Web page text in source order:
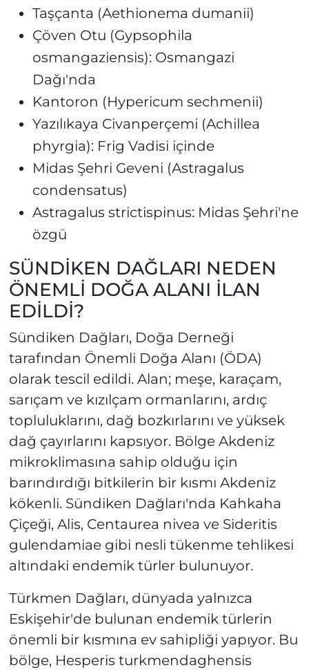
Taşçanta (Aethionema dumanii)
Çöven Otu (Gypsophila
osmangaziensis): Osmangazi
Dağı'nda
Kantoron (Hypericum sechmenii)
Yazılıkaya Civanperçemi (Achillea
phyrgia): Frig Vadisi içinde
Midas Şehri Geveni (Astragalus
condensatus)
Astragalus strictispinus: Midas Şehri'ne
özgü
SÜNDİKEN DAĞLARI NEDEN
ÖNEMLİ DOĞA ALANI İLAN
EDİLDİ?
Sündiken Dağları, Doğa Derneği
tarafından Önemli Doğa Alanı (ÖDA)
olarak tescil edildi. Alan; meşe, karaçam,
sarıçam ve kızılçam ormanlarını, ardıç
topluluklarını, dağ bozkırlarını ve yüksek
dağ çayırlarını kapsıyor. Bölge Akdeniz
mikroklimasına sahip olduğu için
barındırdığı bitkilerin bir kısmı Akdeniz
kökenli. Sündiken Dağları'nda Kahkaha
Çiçeği, Alis, Centaurea nivea ve Sideritis
gulendamiae gibi nesli tükenme tehlikesi
altındaki endemik türler bulunuyor.
Türkmen Dağları, dünyada yalnızca
Eskişehir'de bulunan endemik türlerin
önemli bir kısmına ev sahipliği yapıyor. Bu
bölge, Hesperis turkmendaghensis